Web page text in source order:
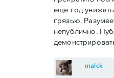
еще год
грязью.
непублично.
malck